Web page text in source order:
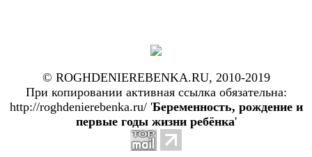
© ROGHDENIEREBENKA.RU, 2010-2019
При копировании активная ссылка обязательна:
http://roghdenierebenka.ru/ 'Беременность, рождение и
первые годы жизни ребёнка'